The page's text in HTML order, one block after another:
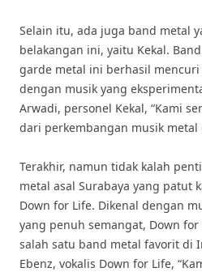
Selain itu, ada juga band metal
belakangan ini, yaitu Kekal.
garde metal ini berhasil
dengan musik yang
Arwadi, personel Kekal, “Kami
dari perkembangan musik metal
Terakhir, namun tidak kalah
metal asal Surabaya yang patut
Down for Life. Dikenal dengan
yang penuh semangat, Down
salah satu band metal favorit di
Ebenz, vokalis Down for Life,